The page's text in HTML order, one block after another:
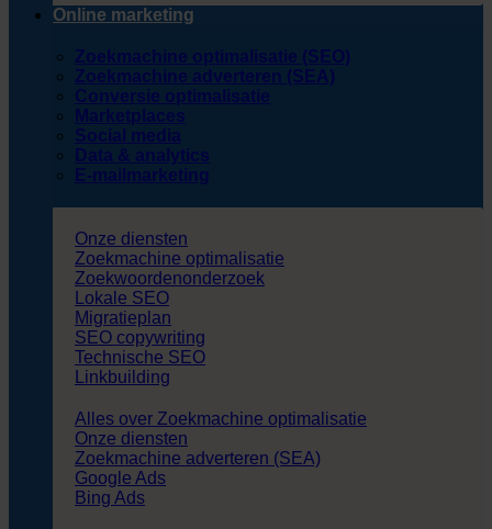
Online marketing
Zoekmachine optimalisatie (SEO)
Zoekmachine adverteren (SEA)
Conversie optimalisatie
Marketplaces
Social media
Data & analytics
E-mailmarketing
Onze diensten
Zoekmachine optimalisatie
Zoekwoordenonderzoek
Lokale SEO
Migratieplan
SEO copywriting
Technische SEO
Linkbuilding
Alles over Zoekmachine optimalisatie
Onze diensten
Zoekmachine adverteren (SEA)
Google Ads
Bing Ads